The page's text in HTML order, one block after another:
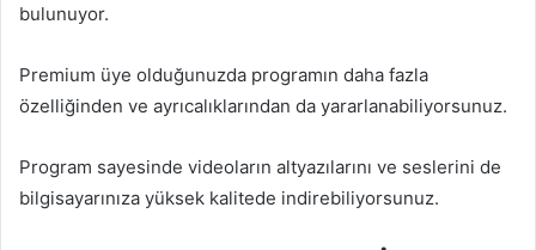
bulunuyor.
Premium üye olduğunuzda programın daha fazla
özelliğinden ve ayrıcalıklarından da yararlanabiliyorsunuz.
Program sayesinde videoların altyazılarını ve seslerini de
bilgisayarınıza yüksek kalitede indirebiliyorsunuz.